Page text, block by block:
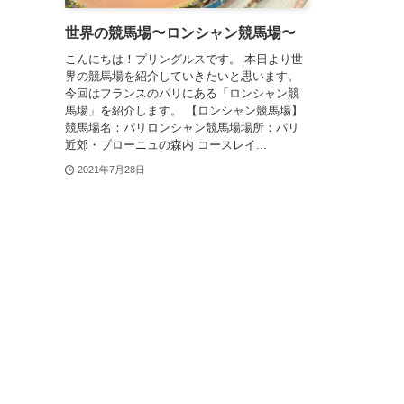
世界の競馬場〜ロンシャン競馬場〜
こんにちは！プリングルスです。 本日より世
界の競馬場を紹介していきたいと思います。
今回はフランスのパリにある「ロンシャン競
馬場」を紹介します。 【ロンシャン競馬場】
競馬場名：パリロンシャン競馬場場所：パリ
近郊・ブローニュの森内 コースレイ...
2021年7月28日